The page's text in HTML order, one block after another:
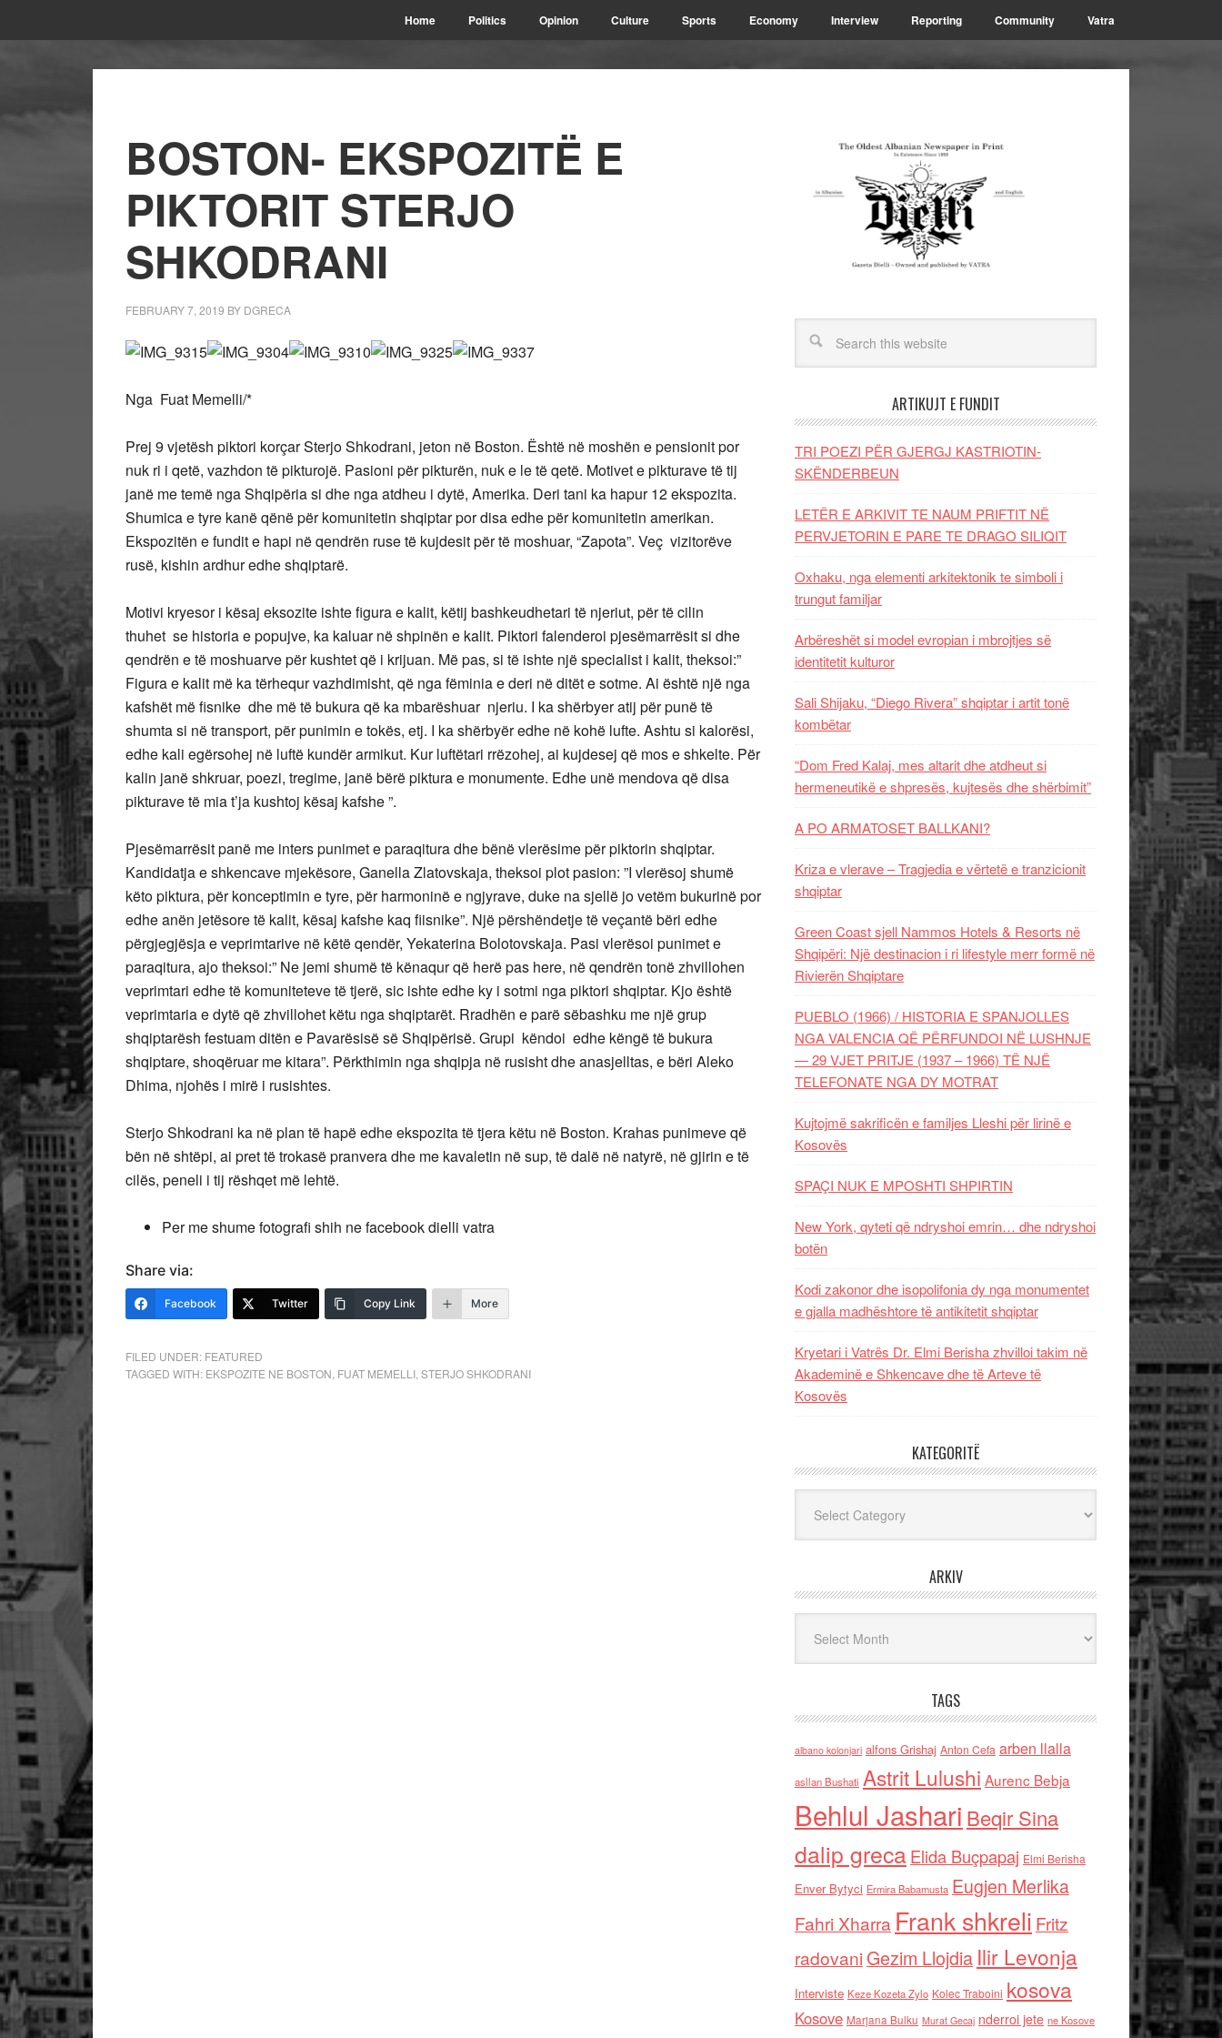
Home Politics Opinion Culture Sports Economy Interview Reporting Community Vatra
BOSTON- EKSPOZITË E
PIKTORIT STERJO
SHKODRANI
FEBRUARY 7, 2019 BY DGRECA
Nga Fuat Memelli/*
Prej 9 vjetësh piktori korçar Sterjo Shkodrani, jeton në Boston. Është në moshën e pensionit por
nuk ri i qetë, vazhdon të pikturojë. Pasioni për pikturën, nuk e le të qetë. Motivet e pikturave të tij
janë me temë nga Shqipëria si dhe nga atdheu i dytë, Amerika. Deri tani ka hapur 12 ekspozita.
Shumica e tyre kanë qënë për komunitetin shqiptar por disa edhe për komunitetin amerikan.
Ekspozitën e fundit e hapi në qendrën ruse të kujdesit për të moshuar, “Zapota”. Veç vizitorëve
rusë, kishin ardhur edhe shqiptarë.
Motivi kryesor i kësaj eksozite ishte figura e kalit, këtij bashkeudhetari të njeriut, për të cilin
thuhet se historia e popujve, ka kaluar në shpinën e kalit. Piktori falenderoi pjesëmarrësit si dhe
qendrën e të moshuarve për kushtet që i krijuan. Më pas, si të ishte një specialist i kalit, theksoi:”
Figura e kalit më ka tërhequr vazhdimisht, që nga fëminia e deri në ditët e sotme. Ai është një nga
kafshët më fisnike dhe më të bukura që ka mbarëshuar njeriu. I ka shërbyer atij për punë të
shumta si në transport, për punimin e tokës, etj. I ka shërbyër edhe në kohë lufte. Ashtu si kalorësi,
edhe kali egërsohej në luftë kundër armikut. Kur luftëtari rrëzohej, ai kujdesej që mos e shkelte. Për
kalin janë shkruar, poezi, tregime, janë bërë piktura e monumente. Edhe unë mendova që disa
pikturave të mia t’ja kushtoj kësaj kafshe ”.
Pjesëmarrësit panë me inters punimet e paraqitura dhe bënë vlerësime për piktorin shqiptar.
Kandidatja e shkencave mjekësore, Ganella Zlatovskaja, theksoi plot pasion: ”I vlerësoj shumë
këto piktura, për konceptimin e tyre, për harmoninë e ngjyrave, duke na sjellë jo vetëm bukurinë por
edhe anën jetësore të kalit, kësaj kafshe kaq fiisnike”. Një përshëndetje të veçantë bëri edhe
përgjegjësja e veprimtarive në këtë qendër, Yekaterina Bolotovskaja. Pasi vlerësoi punimet e
paraqitura, ajo theksoi:” Ne jemi shumë të kënaqur që herë pas here, në qendrën tonë zhvillohen
veprimtari edhe të komuniteteve të tjerë, sic ishte edhe ky i sotmi nga piktori shqiptar. Kjo është
veprimtaria e dytë që zhvillohet këtu nga shqiptarët. Rradhën e parë sëbashku me një grup
shqiptarësh festuam ditën e Pavarësisë së Shqipërisë. Grupi këndoi edhe këngë të bukura
shqiptare, shoqëruar me kitara”. Përkthimin nga shqipja në rusisht dhe anasjelltas, e bëri Aleko
Dhima, njohës i mirë i rusishtes.
Sterjo Shkodrani ka në plan të hapë edhe ekspozita të tjera këtu në Boston. Krahas punimeve që
bën në shtëpi, ai pret të trokasë pranvera dhe me kavaletin në sup, të dalë në natyrë, në gjirin e të
cilës, peneli i tij rëshqet më lehtë.
Per me shume fotografi shih ne facebook dielli vatra
Share via:
Facebook Twitter Copy Link More
FILED UNDER: FEATURED
TAGGED WITH: EKSPOZITE NE BOSTON FUAT MEMELLI STERJO SHKODRANI
ARTIKUJT E FUNDIT
TRI POEZI PËR GJERGJ KASTRIOTIN-
SKËNDERBEUN
LETËR E ARKIVIT TE NAUM PRIFTIT NË
PERVJETORIN E PARE TE DRAGO SILIQIT
Oxhaku, nga elementi arkitektonik te simboli i
trungut familjar
Arbëreshët si model evropian i mbrojtjes së
identitetit kulturor
Sali Shijaku, “Diego Rivera” shqiptar i artit tonë
kombëtar
“Dom Fred Kalaj, mes altarit dhe atdheut si
hermeneutikë e shpresës, kujtesës dhe shërbimit”
A PO ARMATOSET BALLKANI?
Kriza e vlerave – Tragjedia e vërtetë e tranzicionit
shqiptar
Green Coast sjell Nammos Hotels & Resorts në
Shqipëri: Një destinacion i ri lifestyle merr formë në
Rivierën Shqiptare
PUEBLO (1966) / HISTORIA E SPANJOLLES
NGA VALENCIA QË PËRFUNDOI NË LUSHNJE
— 29 VJET PRITJE (1937 – 1966) TË NJË
TELEFONATE NGA DY MOTRAT
Kujtojmë sakrificën e familjes Lleshi për lirinë e
Kosovës
SPAÇI NUK E MPOSHTI SHPIRTIN
New York, qyteti që ndryshoi emrin… dhe ndryshoi
botën
Kodi zakonor dhe isopolifonia dy nga monumentet
e gjalla madhështore të antikitetit shqiptar
Kryetari i Vatrës Dr. Elmi Berisha zhvilloi takim në
Akademinë e Shkencave dhe të Arteve të
Kosovës
KATEGORITË
ARKIV
TAGS
albano kolonjari alfons Grishaj Anton Cefa arben llalla
asllan Bushati Astrit Lulushi Aurenc Bebja
Behlul Jashari Beqir Sina
dalip grecaElida Buçpapaj Elmi Berisha
Enver Bytyci Ermira Babamusta Eugjen Merlika
Fahri Xharra Frank shkreli Fritz
radovaniGezim Llojdia Ilir Levonja
Interviste Keze Kozeta Zylo Kolec Traboini kosova
Kosove Marjana Bulku Murat Gecaj nderroi jete ne Kosove